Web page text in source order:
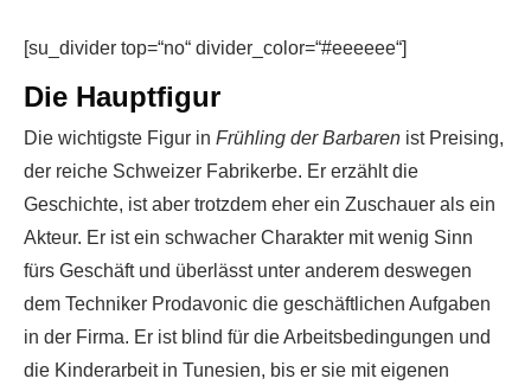
[su_divider top=“no“ divider_color=“#eeeeee“]
Die Hauptfigur
Die wichtigste Figur in Frühling der Barbaren ist Preising,
der reiche Schweizer Fabrikerbe. Er erzählt die
Geschichte, ist aber trotzdem eher ein Zuschauer als ein
Akteur. Er ist ein schwacher Charakter mit wenig Sinn
fürs Geschäft und überlässt unter anderem deswegen
dem Techniker Prodavonic die geschäftlichen Aufgaben
in der Firma. Er ist blind für die Arbeitsbedingungen und
die Kinderarbeit in Tunesien, bis er sie mit eigenen